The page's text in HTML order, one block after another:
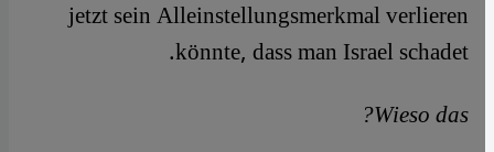
jetzt sein Alleinstellungsmerkmal verlieren
könnte, dass man Israel schadet.
Wieso das?